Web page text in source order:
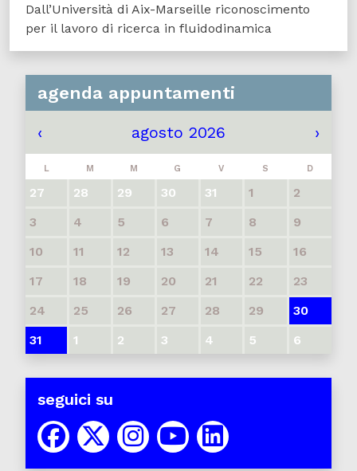
Dall’Università di Aix-Marseille riconoscimento
per il lavoro di ricerca in fluidodinamica
agenda appuntamenti
‹ agosto 2026 ›
L M M G V S D
27 28 29 30 31 1
2
3
4 5 6 7 8
9
10
11 12 13 14 15
16
17
18 19 20 21 22
23
24
25 26 27 28 29
30
31
1 2 3 4 5 6
seguici su